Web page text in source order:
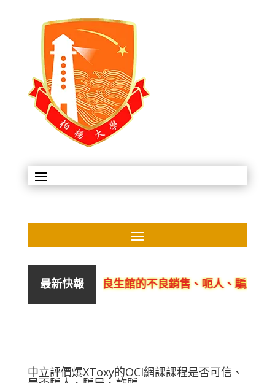
最新快報
師及活泉美良生館的不良銷售、呃人、騙局、黑店
中立評價爆XToxy的OCI網課課程是否可信、